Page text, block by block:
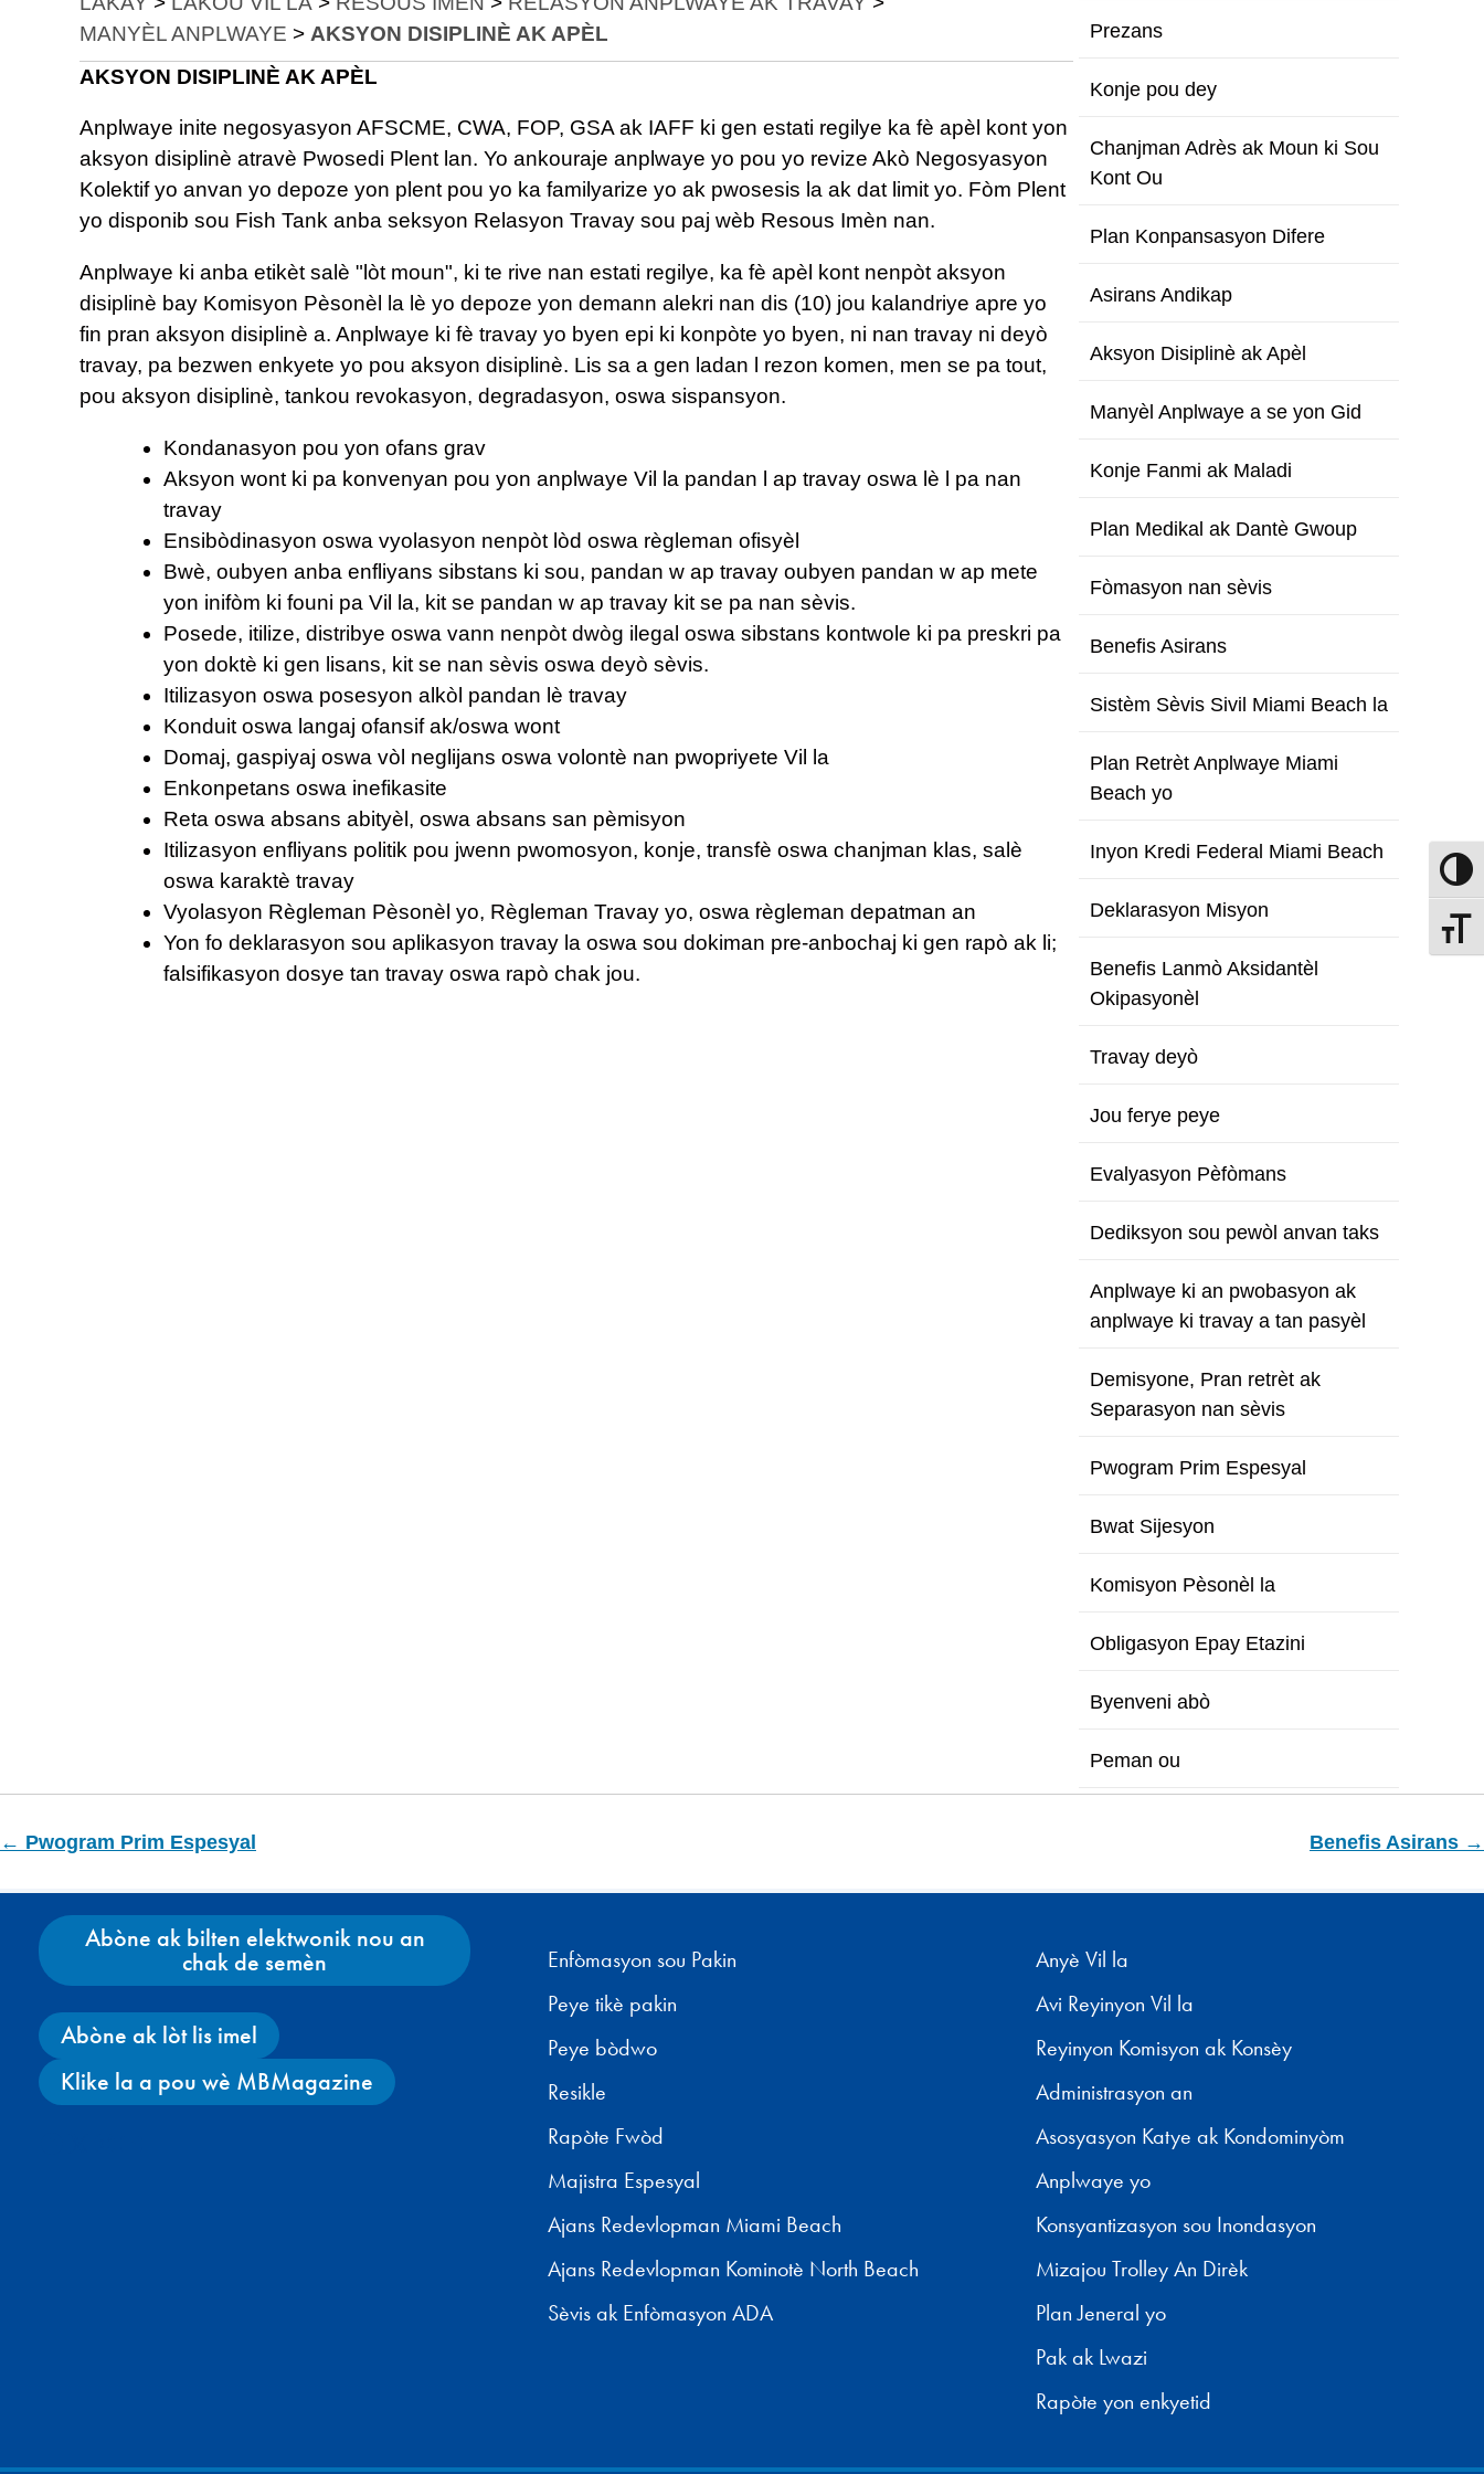
MANYÈL ANPLWAYE > AKSYON DISIPLINÈ AK APÈL
AKSYON DISIPLINÈ AK APÈL
Anplwaye inite negosyasyon AFSCME, CWA, FOP, GSA ak IAFF ki gen estati regilye ka fè apèl kont yon
aksyon disiplinè atravè Pwosedi Plent lan. Yo ankouraje anplwaye yo pou yo revize Akò Negosyasyon
Kolektif yo anvan yo depoze yon plent pou yo ka familyarize yo ak pwosesis la ak dat limit yo. Fòm Plent
yo disponib sou Fish Tank anba seksyon Relasyon Travay sou paj wèb Resous Imèn nan.
Anplwaye ki anba etikèt salè "lòt moun", ki te rive nan estati regilye, ka fè apèl kont nenpòt aksyon
disiplinè bay Komisyon Pèsonèl la lè yo depoze yon demann alekri nan dis (10) jou kalandriye apre yo
fin pran aksyon disiplinè a. Anplwaye ki fè travay yo byen epi ki konpòte yo byen, ni nan travay ni deyò
travay, pa bezwen enkyete yo pou aksyon disiplinè. Lis sa a gen ladan l rezon komen, men se pa tout,
pou aksyon disiplinè, tankou revokasyon, degradasyon, oswa sispansyon.
Kondanasyon pou yon ofans grav
Aksyon wont ki pa konvenyan pou yon anplwaye Vil la pandan l ap travay oswa lè l pa nan
travay
Ensibòdinasyon oswa vyolasyon nenpòt lòd oswa règleman ofisyèl
Bwè, oubyen anba enfliyans sibstans ki sou, pandan w ap travay oubyen pandan w ap mete
yon inifòm ki founi pa Vil la, kit se pandan w ap travay kit se pa nan sèvis.
Posede, itilize, distribye oswa vann nenpòt dwòg ilegal oswa sibstans kontwole ki pa preskri pa
yon doktè ki gen lisans, kit se nan sèvis oswa deyò sèvis.
Itilizasyon oswa posesyon alkòl pandan lè travay
Konduit oswa langaj ofansif ak/oswa wont
Domaj, gaspiyaj oswa vòl neglijans oswa volontè nan pwopriyete Vil la
Enkonpetans oswa inefikasite
Reta oswa absans abityèl, oswa absans san pèmisyon
Itilizasyon enfliyans politik pou jwenn pwomosyon, konje, transfè oswa chanjman klas, salè
oswa karaktè travay
Vyolasyon Règleman Pèsonèl yo, Règleman Travay yo, oswa règleman depatman an
Yon fo deklarasyon sou aplikasyon travay la oswa sou dokiman pre-anbochaj ki gen rapò ak li;
falsifikasyon dosye tan travay oswa rapò chak jou.
Prezans
Konje pou dey
Chanjman Adrès ak Moun ki Sou
Kont Ou
Plan Konpansasyon Difere
Asirans Andikap
Aksyon Disiplinè ak Apèl
Manyèl Anplwaye a se yon Gid
Konje Fanmi ak Maladi
Plan Medikal ak Dantè Gwoup
Fòmasyon nan sèvis
Benefis Asirans
Sistèm Sèvis Sivil Miami Beach la
Plan Retrèt Anplwaye Miami
Beach yo
Inyon Kredi Federal Miami Beach
Deklarasyon Misyon
Benefis Lanmò Aksidantèl
Okipasyonèl
Travay deyò
Jou ferye peye
Evalyasyon Pèfòmans
Dediksyon sou pewòl anvan taks
Anplwaye ki an pwobasyon ak
anplwaye ki travay a tan pasyèl
Demisyone, Pran retrèt ak
Separasyon nan sèvis
Pwogram Prim Espesyal
Bwat Sijesyon
Komisyon Pèsonèl la
Obligasyon Epay Etazini
Byenveni abò
Peman ou
← Pwogram Prim Espesyal Benefis Asirans →
Abòne ak bilten elektwonik nou an
chak de semèn
Abòne ak lòt lis imel
Klike la a pou wè MBMagazine
Enfòmasyon sou Pakin
Peye tikè pakin
Peye bòdwo
Resikle
Rapòte Fwòd
Majistra Espesyal
Ajans Redevlopman Miami Beach
Ajans Redevlopman Kominotè North Beach
Sèvis ak Enfòmasyon ADA
Anyè Vil la
Avi Reyinyon Vil la
Reyinyon Komisyon ak Konsèy
Administrasyon an
Asosyasyon Katye ak Kondominyòm
Anplwaye yo
Konsyantizasyon sou Inondasyon
Mizajou Trolley An Dirèk
Plan Jeneral yo
Pak ak Lwazi
Rapòte yon enkyetid